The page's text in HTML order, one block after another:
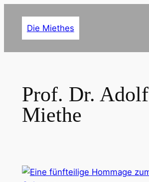
Die Miethes
Prof. Dr. Adolf
Miethe